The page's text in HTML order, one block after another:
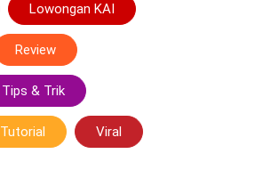
Lowongan KAI
Review
Tips & Trik
Tutorial Viral